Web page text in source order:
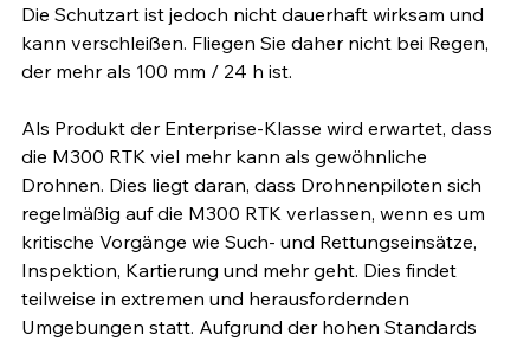
Die Schutzart ist jedoch nicht dauerhaft wirksam und
kann verschleißen. Fliegen Sie daher nicht bei Regen,
der mehr als 100 mm / 24 h ist.
Als Produkt der Enterprise-Klasse wird erwartet, dass
die M300 RTK viel mehr kann als gewöhnliche
Drohnen. Dies liegt daran, dass Drohnenpiloten sich
regelmäßig auf die M300 RTK verlassen, wenn es um
kritische Vorgänge wie Such- und Rettungseinsätze,
Inspektion, Kartierung und mehr geht. Dies findet
teilweise in extremen und herausfordernden
Umgebungen statt. Aufgrund der hohen Standards